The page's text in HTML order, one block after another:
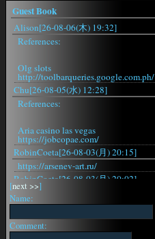
Guest Book
Alison[26-08-06(木) 19:32]
References:
Olg slots
http://toolbarqueries.google.com.ph/
Chu[26-08-05(水) 12:28]
References:
Aria casino las vegas
https://jobcopae.com/
RobinCoeta[26-08-03(月) 20:15]
https://arsenev-art.ru/
RobinCoeta[26-08-03(月) 20:02]
https://arsenev-art.ru/
RobinCoeta[26-08-03(月) 19:29]
https://arsenev-art.ru/
RobinCoeta[26-08-03(月) 18:31]
[next >>]
Name:
Comment: